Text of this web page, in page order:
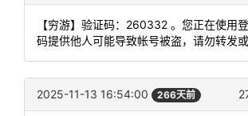
【穷游】验证码：260332 。您正在使用
码提供他人可能导致帐号被盗，请勿转发或
2025-11-13 16:54:00 266天前